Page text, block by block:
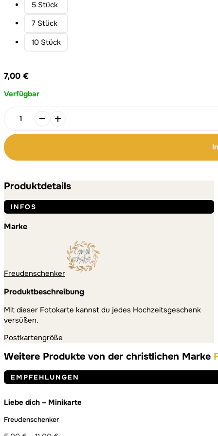
5 Stück
7 Stück
10 Stück
7,00 €
Verfügbar
Hochzeit
Fotokarte
Menge
Produktdetails
INFOS
Marke
Freudenschenker
Produktbeschreibung
Mit dieser Fotokarte kannst du jedes Hochzeitsgeschenk
versüßen.
Postkartengröße
Weitere Produkte von der christlichen Marke
EMPFEHLUNGEN
Liebe dich – Minikarte
Freudenschenker